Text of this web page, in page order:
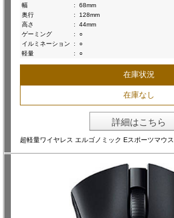
幅
:
68mm
奥行
:
128mm
高さ
:
44mm
ゲーミング
:
○
イルミネーション
:
○
軽量
: ○
在庫状況
在庫なし
詳細はこちら
超軽量ワイヤレス エルゴノミック Eスポーツマウス